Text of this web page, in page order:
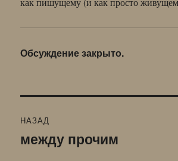
Обсуждение закрыто.
по
НАЗАД
Предыдущая
между прочим